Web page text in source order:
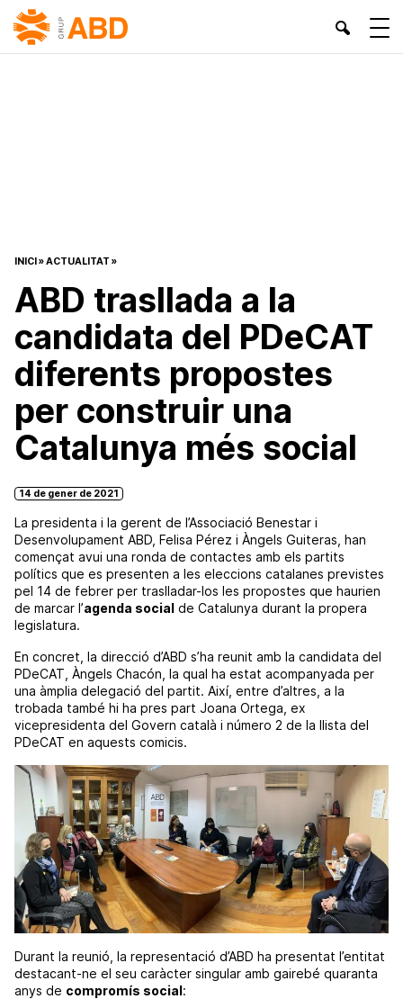
INICI»ACTUALITAT »
ABD trasllada a la
candidata del PDeCAT
diferents propostes
per construir una
Catalunya més social
14 de gener de 2021
La presidenta i la gerent de l’Associació Benestar i
Desenvolupament ABD, Felisa Pérez i Àngels Guiteras, han
començat avui una ronda de contactes amb els partits
polítics que es presenten a les eleccions catalanes previstes
pel 14 de febrer per traslladar-los les propostes que haurien
de marcar l’agenda social de Catalunya durant la propera
legislatura.
En concret, la direcció d’ABD s’ha reunit amb la candidata del
PDeCAT, Àngels Chacón, la qual ha estat acompanyada per
una àmplia delegació del partit. Així, entre d’altres, a la
trobada també hi ha pres part Joana Ortega, ex
vicepresidenta del Govern català i número 2 de la llista del
PDeCAT en aquests comicis.
Durant la reunió, la representació d’ABD ha presentat l’entitat
destacant-ne el seu caràcter singular amb gairebé quaranta
anys de compromís social: